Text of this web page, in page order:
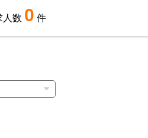
人数 0 件